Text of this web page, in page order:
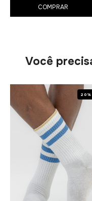
COMPRAR
Você
20%